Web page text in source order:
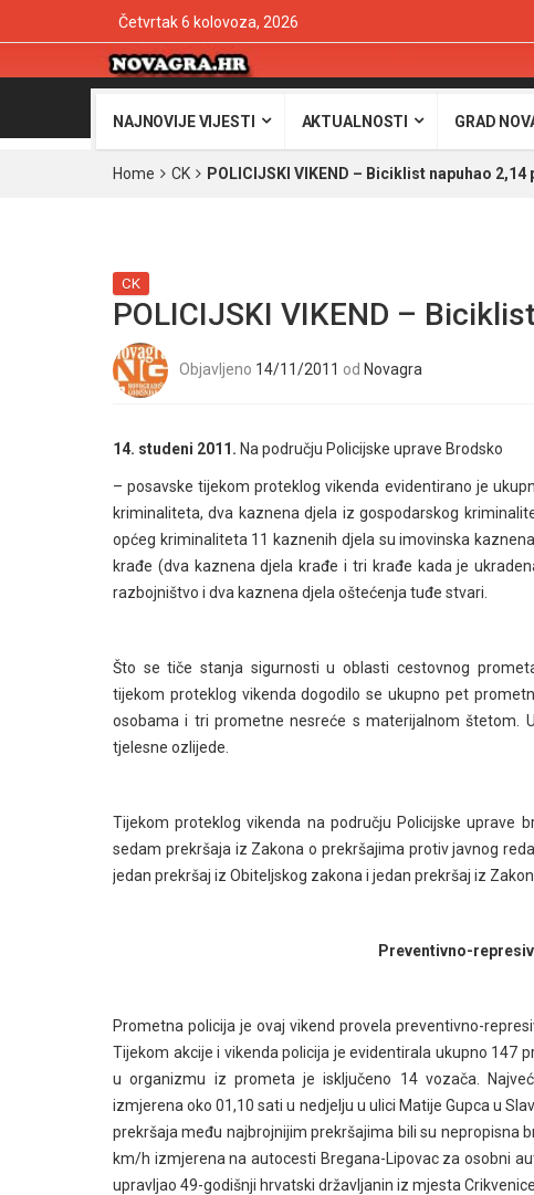
Četvrtak 6 kolovoza, 2026
NAJNOVIJE VIJESTI AKTUALNOSTI GRAD
Home CK POLICIJSKI VIKEND – Biciklist napuhao 2,14
CK
POLICIJSKI VIKEND –
Objavljeno 14/11/2011 od Novagra
14. studeni 2011. Na području Policijske uprave Brodsko
– posavske tijekom proteklog vikenda evidentirano je
kriminaliteta, dva kaznena djela iz gospodarskog
općeg kriminaliteta 11 kaznenih djela su imovinska
krađe (dva kaznena djela krađe i tri krađe kada je
razbojništvo i dva kaznena djela oštećenja tuđe stvari.
Što se tiče stanja sigurnosti u oblasti cestovnog
tijekom proteklog vikenda dogodilo se ukupno pet
osobama i tri prometne nesreće s materijalnom štetom.
tjelesne ozlijede.
Tijekom proteklog vikenda na području Policijske uprave
sedam prekršaja iz Zakona o prekršajima protiv javnog
jedan prekršaj iz Obiteljskog zakona i jedan prekršaj iz
Preventivno-
Prometna policija je ovaj vikend provela preventivno-
Tijekom akcije i vikenda policija je evidentirala ukupno 147
u organizmu iz prometa je isključeno 14 vozača.
izmjerena oko 01,10 sati u nedjelju u ulici Matije Gupca u
prekršaja među najbrojnijim prekršajima bili su nepropisna
km/h izmjerena na autocesti Bregana-Lipovac za osobni
upravljao 49-godišnji hrvatski državljanin iz mjesta Crikvenice.